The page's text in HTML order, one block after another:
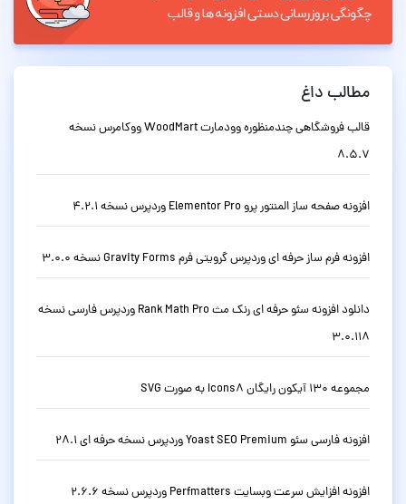
مطالب داغ
قالب فروشگاهی چندمنظوره وودمارت WoodMart ووکامرس نسخه
8.5.7
افزونه صفحه ساز المنتور پرو Elementor Pro وردپرس نسخه 4.2.1
افزونه فرم ساز حرفه ای وردپرس گرویتی فرم Gravity Forms نسخه 3.0.0
دانلود افزونه سئو حرفه ای رنک مث Rank Math Pro وردپرس فارسی نسخه
3.0.118
مجموعه 130 آیکون رایگان Icons8 به صورت SVG
افزونه فارسی سئو Yoast SEO Premium وردپرس نسخه حرفه ای 28.1
افزونه افزایش سرعت وبسایت Perfmatters وردپرس نسخه 2.6.6